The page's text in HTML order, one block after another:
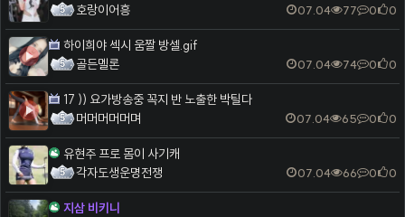
호랑이어흥
07.04 77 0 0
하이희야 섹시 움짤 방셀.gif
골든멜론
07.04 74 0 0
17 )) 요가방송중 꼭지 반 노출한 박틸다
머머머머머며
07.04 65 0 0
유현주 프로 몸이 사기캐
각자도생운명전쟁
07.04 66 0 0
지삼 비키니